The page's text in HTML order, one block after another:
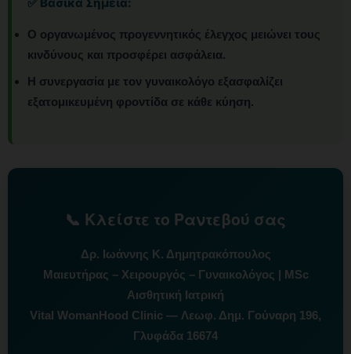
Ο οργανωμένος προγεννητικός έλεγχος μειώνει τους
κινδύνους και προσφέρει ασφάλεια.
Η συνεργασία με τον γυναικολόγο εξασφαλίζει
εξατομικευμένη φροντίδα σε κάθε κύηση.
📞 Κλείστε το Ραντεβού σας
Δρ. Ιωάννης Κ. Δημητρακόπουλος
Μαιευτήρας – Χειρουργός – Γυναικολόγος | MSc
Αισθητική Ιατρική
Vital WomanHood Clinic — Λεωφ. Δημ. Γούναρη 196,
Γλυφάδα 16674